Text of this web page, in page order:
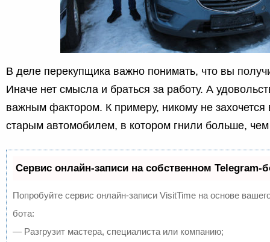
В деле перекупщика важно понимать, что вы
Иначе нет смысла и браться за работу. А
важным фактором. К примеру, никому не захочется
старым автомобилем, в котором гнили больше,
Сервис онлайн-записи на собственном Telegram-
Попробуйте сервис онлайн-записи VisitTime на основе
бота:
— Разгрузит мастера, специалиста или компанию;